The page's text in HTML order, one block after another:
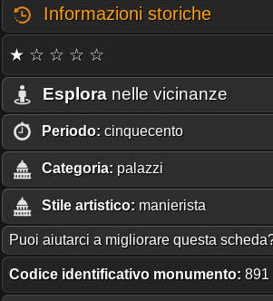
Informazioni storiche
★ ☆ ☆ ☆ ☆
Esplora nelle vicinanze
Periodo: cinquecento
Categoria: palazzi
Stile artistico: manierista
Puoi aiutarci a migliorare questa
Codice identificativo monumento: 891